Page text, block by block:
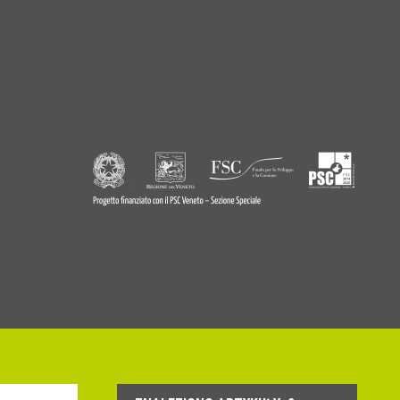
© Copyright 2026 - Profilitec S.p.A - All right reserved